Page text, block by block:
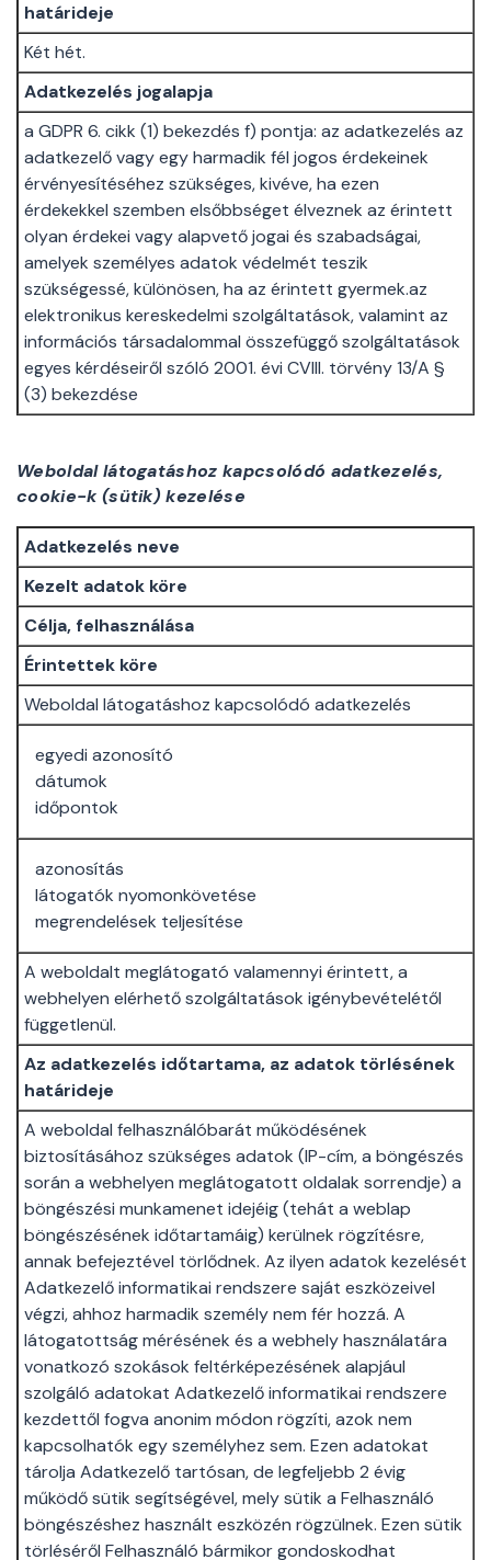
határideje
Két hét.
Adatkezelés jogalapja
a GDPR 6. cikk (1) bekezdés f) pontja: az adatkezelés az
adatkezelő vagy egy harmadik fél jogos érdekeinek
érvényesítéséhez szükséges, kivéve, ha ezen
érdekekkel szemben elsőbbséget élveznek az érintett
olyan érdekei vagy alapvető jogai és szabadságai,
amelyek személyes adatok védelmét teszik
szükségessé, különösen, ha az érintett gyermek.az
elektronikus kereskedelmi szolgáltatások, valamint az
információs társadalommal összefüggő szolgáltatások
egyes kérdéseiről szóló 2001. évi CVIII. törvény 13/A §
(3) bekezdése
Weboldal látogatáshoz kapcsolódó adatkezelés,
cookie-k (sütik) kezelése
Adatkezelés neve
Kezelt adatok köre
Célja, felhasználása
Érintettek köre
Weboldal látogatáshoz kapcsolódó adatkezelés
egyedi azonosító
dátumok
időpontok
azonosítás
látogatók nyomonkövetése
megrendelések teljesítése
A weboldalt meglátogató valamennyi érintett, a
webhelyen elérhető szolgáltatások igénybevételétől
függetlenül.
Az adatkezelés időtartama, az adatok törlésének
határideje
A weboldal felhasználóbarát működésének
biztosításához szükséges adatok (IP-cím, a böngészés
során a webhelyen meglátogatott oldalak sorrendje) a
böngészési munkamenet idejéig (tehát a weblap
böngészésének időtartamáig) kerülnek rögzítésre,
annak befejeztével törlődnek. Az ilyen adatok kezelését
Adatkezelő informatikai rendszere saját eszközeivel
végzi, ahhoz harmadik személy nem fér hozzá. A
látogatottság mérésének és a webhely használatára
vonatkozó szokások feltérképezésének alapjául
szolgáló adatokat Adatkezelő informatikai rendszere
kezdettől fogva anonim módon rögzíti, azok nem
kapcsolhatók egy személyhez sem. Ezen adatokat
tárolja Adatkezelő tartósan, de legfeljebb 2 évig
működő sütik segítségével, mely sütik a Felhasználó
böngészéshez használt eszközén rögzülnek. Ezen sütik
törléséről Felhasználó bármikor gondoskodhat